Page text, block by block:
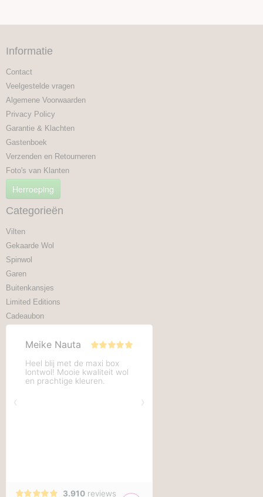
Informatie
Contact
Veelgestelde vragen
Algemene Voorwaarden
Privacy Policy
Garantie & Klachten
Gastenboek
Verzenden en Retourneren
Foto's van Klanten
Herroeping
Categorieën
Vilten
Gekaarde Wol
Spinwol
Garen
Buitenkansjes
Limited Editions
Cadeaubon